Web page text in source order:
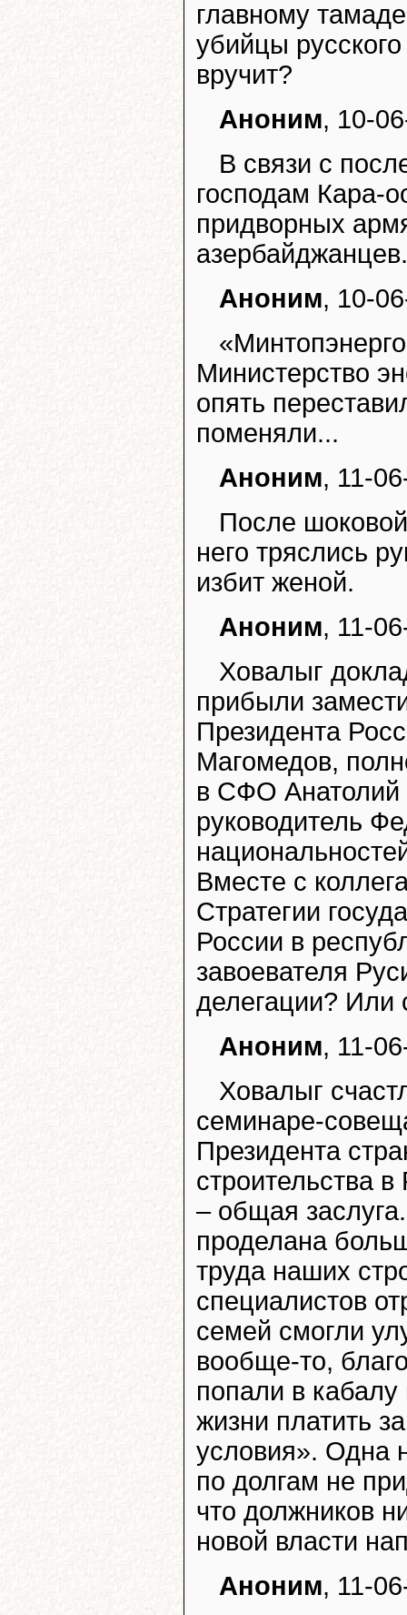
главному
убийцы
вручит?
Аноним, 10-
В связи с
господам Кара-
придворных
Аноним, 10-
Министерство
опять
поменяли...
Аноним, 11-
После
него тряслись
избит женой.
Аноним, 11-
Ховалыг
прибыли
Президента
Магомедов,
в СФО Анатолий
руководитель
Вместе с
Стратегии
России в
завоевателя
делегации? Или
Аноним, 11-
Ховалыг
семинаре-
Президента
строительства
– общая
проделана
труда наших
специалистов
семей смогли
вообще-то,
попали в кабалу
жизни платить
условия». Одна
по долгам не
что должников
новой власти
Аноним, 11-